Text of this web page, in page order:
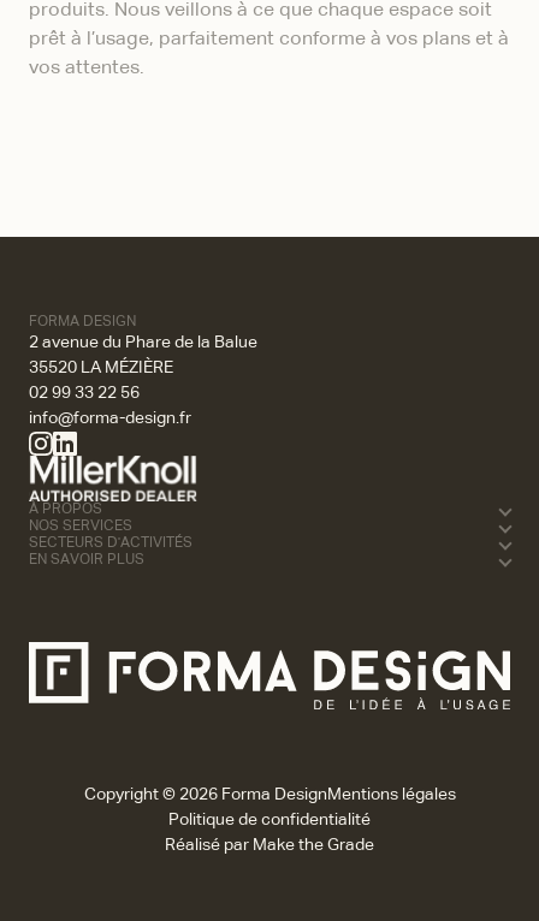
produits. Nous veillons à ce que chaque espace soit
prêt à l’usage, parfaitement conforme à vos plans et à
vos attentes.
FORMA DESIGN
2 avenue du Phare de la Balue
35520 LA MÉZIÈRE
02 99 33 22 56
info@forma-design.fr
À PROPOS
NOS SERVICES
SECTEURS D'ACTIVITÉS
EN SAVOIR PLUS
Copyright © 2026 Forma Design Mentions légales
Politique de confidentialité
Réalisé par Make the Grade